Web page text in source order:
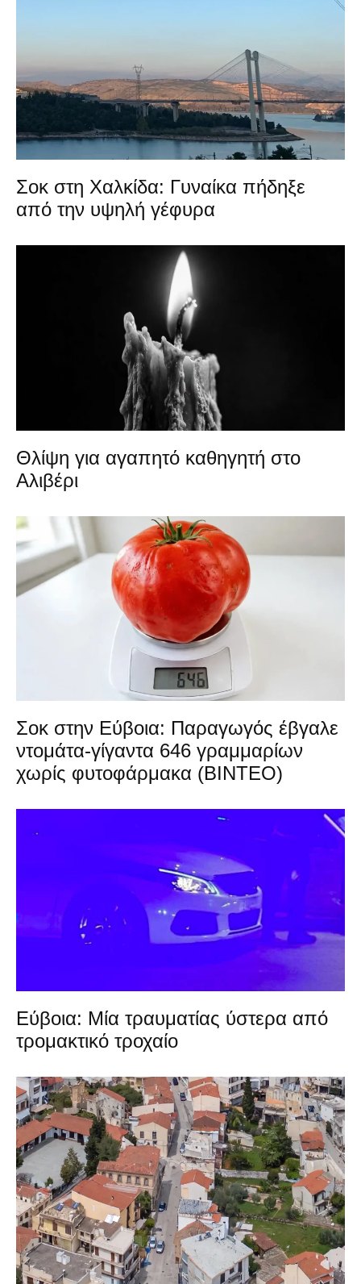
Σοκ στη Χαλκίδα: Γυναίκα πήδηξε
από την υψηλή γέφυρα
Θλίψη για αγαπητό καθηγητή στο
Αλιβέρι
Σοκ στην Εύβοια: Παραγωγός έβγαλε
ντομάτα-γίγαντα 646 γραμμαρίων
χωρίς φυτοφάρμακα (ΒΙΝΤΕΟ)
Εύβοια: Μία τραυματίας ύστερα από
τρομακτικό τροχαίο